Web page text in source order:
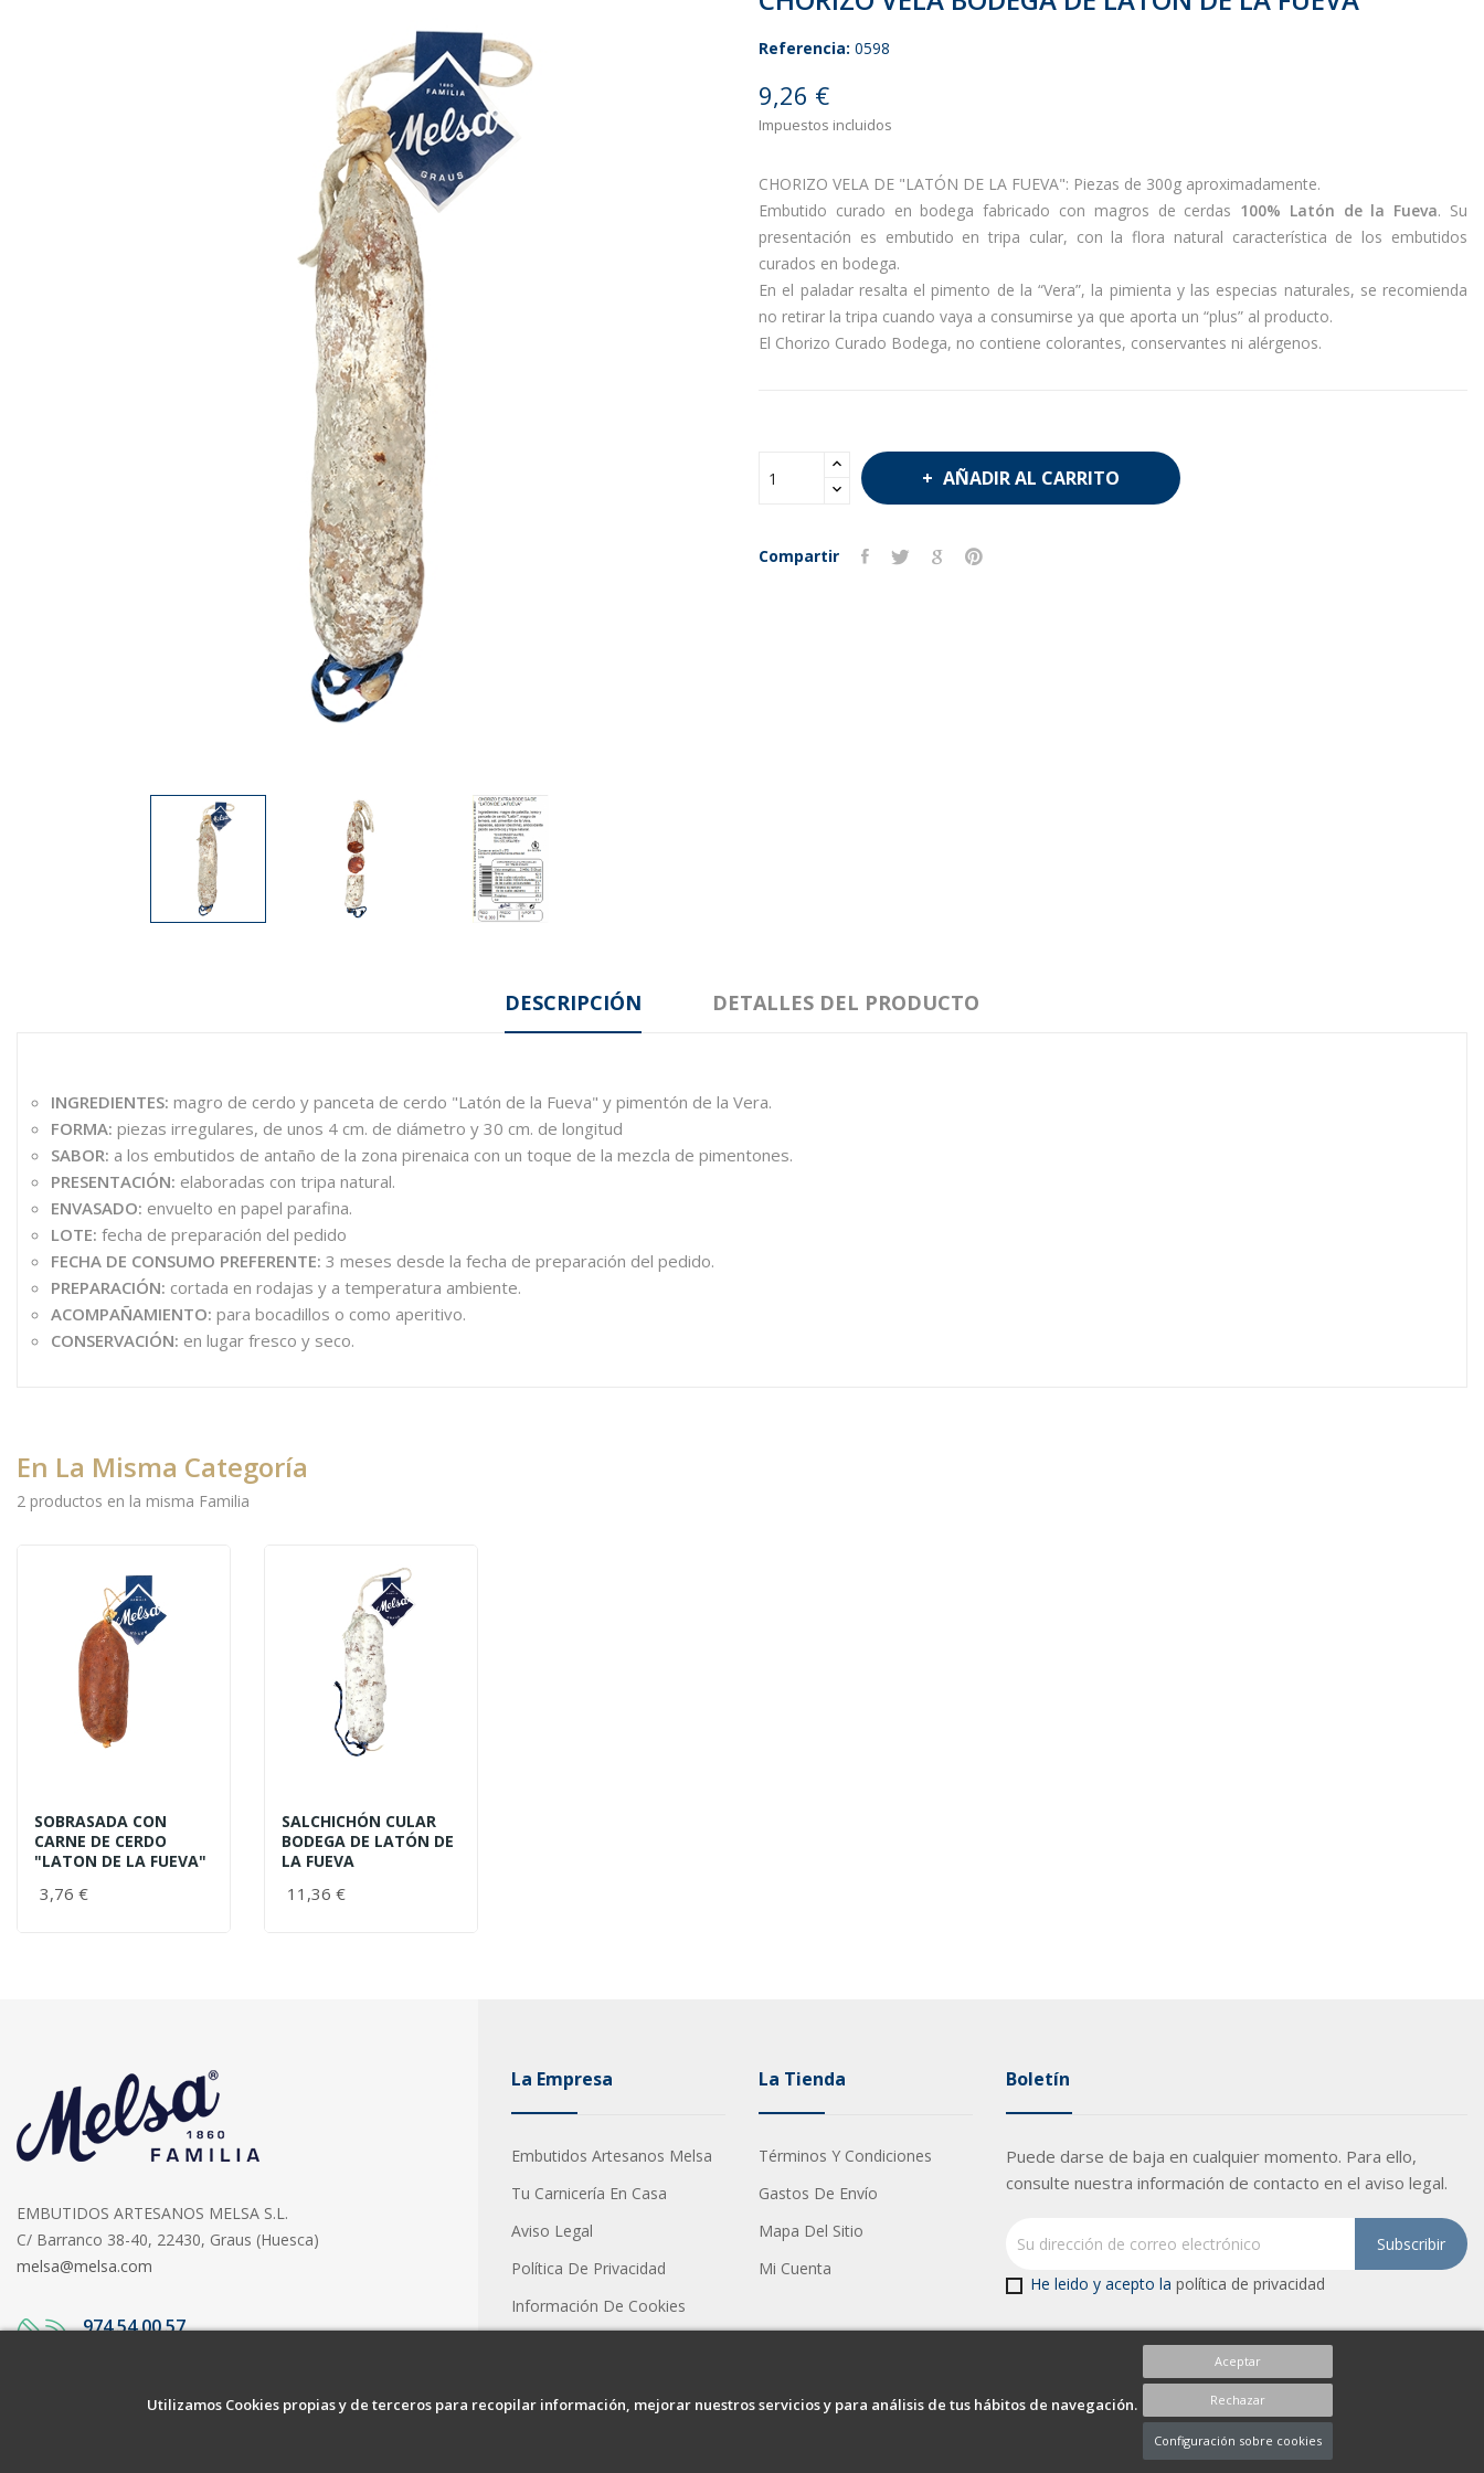
Utilizamos Cookies propias y de terceros para recopilar información, mejorar nuestros servicios y para análisis de tus hábitos de navegación.
Aceptar
Rechazar
Configuración sobre cookies
Referencia: 0598
9,26 €
Impuestos incluidos
CHORIZO VELA DE "LATÓN DE LA FUEVA": Piezas de 300g aproximadamente.
Embutido curado en bodega fabricado con magros de cerdas 100% Latón de la Fueva. Su
presentación es embutido en tripa cular, con la flora natural característica de los embutidos
curados en bodega.
En el paladar resalta el pimento de la “Vera”, la pimienta y las especias naturales, se recomienda
no retirar la tripa cuando vaya a consumirse ya que aporta un “plus” al producto.
El Chorizo Curado Bodega, no contiene colorantes, conservantes ni alérgenos.
AÑADIR AL CARRITO
Compartir
DESCRIPCIÓN DETALLES DEL PRODUCTO
INGREDIENTES: magro de cerdo y panceta de cerdo "Latón de la Fueva" y pimentón de la Vera.
FORMA: piezas irregulares, de unos 4 cm. de diámetro y 30 cm. de longitud
SABOR: a los embutidos de antaño de la zona pirenaica con un toque de la mezcla de pimentones.
PRESENTACIÓN: elaboradas con tripa natural.
ENVASADO: envuelto en papel parafina.
LOTE: fecha de preparación del pedido
FECHA DE CONSUMO PREFERENTE: 3 meses desde la fecha de preparación del pedido.
PREPARACIÓN: cortada en rodajas y a temperatura ambiente.
ACOMPAÑAMIENTO: para bocadillos o como aperitivo.
CONSERVACIÓN: en lugar fresco y seco.
En La Misma Categoría
2 productos en la misma Familia
SOBRASADA CON
CARNE DE CERDO
"LATON DE LA FUEVA"
3,76 €
SALCHICHÓN CULAR
BODEGA DE LATÓN DE
LA FUEVA
11,36 €
EMBUTIDOS ARTESANOS MELSA S.L.
C/ Barranco 38-40, 22430, Graus (Huesca)
melsa@melsa.com
974 54 00 57
La Empresa
Embutidos Artesanos Melsa
Tu Carnicería En Casa
Aviso Legal
Política De Privacidad
Información De Cookies
La Tienda
Términos Y Condiciones
Gastos De Envío
Mapa Del Sitio
Mi Cuenta
Boletín
Puede darse de baja en cualquier momento. Para ello,
consulte nuestra información de contacto en el aviso legal.
He leido y acepto la política de privacidad